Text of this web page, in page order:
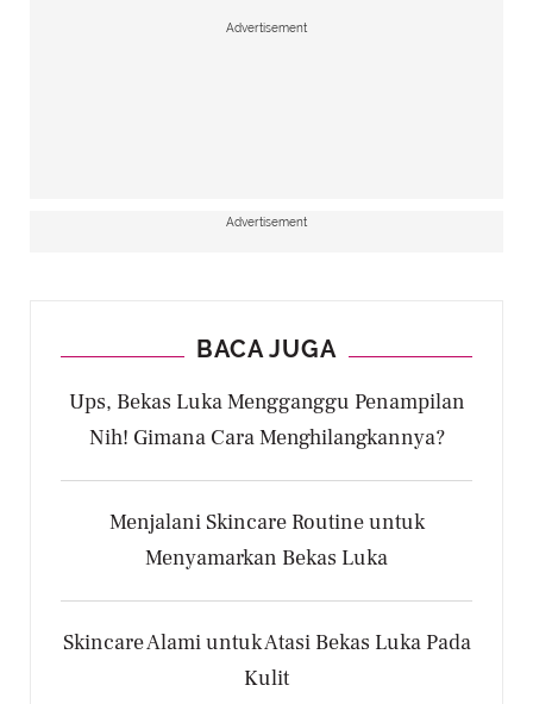
Advertisement
Advertisement
BACA JUGA
Ups, Bekas Luka Mengganggu Penampilan
Nih! Gimana Cara Menghilangkannya?
Menjalani Skincare Routine untuk
Menyamarkan Bekas Luka
Skincare Alami untuk Atasi Bekas Luka Pada
Kulit